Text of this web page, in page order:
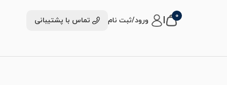
0 ورود/ثبت نام تماس با پشتیبانی